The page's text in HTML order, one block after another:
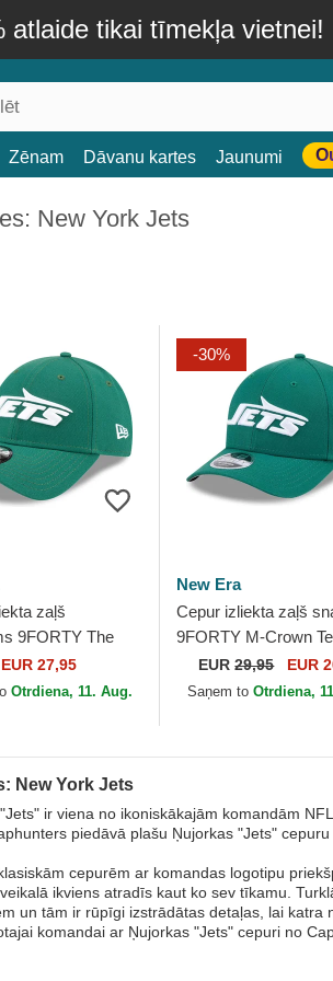
atlaide tikai tīmekļa vietnei!
Zēnam Dāvanu kartes Jaunumi
New York Jets
zaļš
9FORTY The
New York Jets
Era
EUR 27,95
Otrdiena, 11. Aug.
-30%
New Era
Cepur izliekta zaļš
9FORTY M-Crown
New York Jets NFL
Era
EUR29,95 EUR
Saņem to Otrdiena,
New York Jets
ir viena no ikoniskākajām komandām
piedāvā plašu Ņujorkas "Jets"
cepurēm ar komandas logotipu
ikviens atradīs kaut ko sev tīkamu.
un tām ir rūpīgi izstrādātas detaļas, lai
komandai ar Ņujorkas "Jets" cepuri no